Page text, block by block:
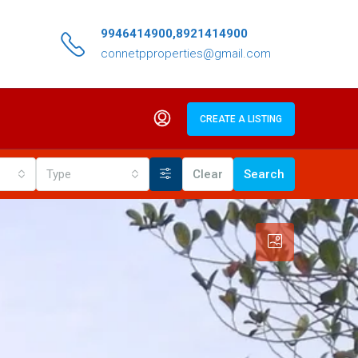
9946414900,8921414900
connetpproperties@gmail.com
CREATE A LISTING
Type Clear Search